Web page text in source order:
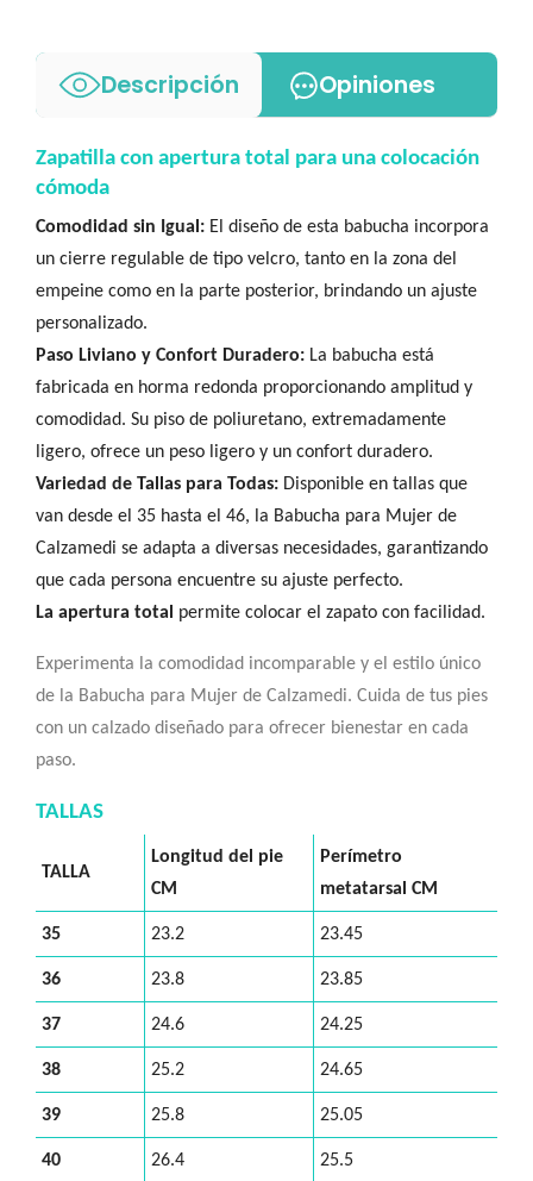
Descripción Opiniones
Zapatilla con apertura total para una colocación
cómoda
Comodidad sin Igual: El diseño de esta babucha incorpora
un cierre regulable de tipo velcro, tanto en la zona del
empeine como en la parte posterior, brindando un ajuste
personalizado.
Paso Liviano y Confort Duradero: La babucha está
fabricada en horma redonda proporcionando amplitud y
comodidad. Su piso de poliuretano, extremadamente
ligero, ofrece un peso ligero y un confort duradero.
Variedad de Tallas para Todas: Disponible en tallas que
van desde el 35 hasta el 46, la Babucha para Mujer de
Calzamedi se adapta a diversas necesidades, garantizando
que cada persona encuentre su ajuste perfecto.
La apertura total
permite colocar el zapato con facilidad.
Experimenta la comodidad incomparable y el estilo único
de la Babucha para Mujer de Calzamedi. Cuida de tus pies
con un calzado diseñado para ofrecer bienestar en cada
paso.
TALLAS
TALLA
Longitud del pie
CM
Perímetro
metatarsal CM
35 23.2 23.45
36 23.8 23.85
37 24.6 24.25
38 25.2 24.65
39 25.8 25.05
40 26.4 25.5